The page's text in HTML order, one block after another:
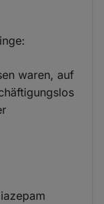
waren, auf